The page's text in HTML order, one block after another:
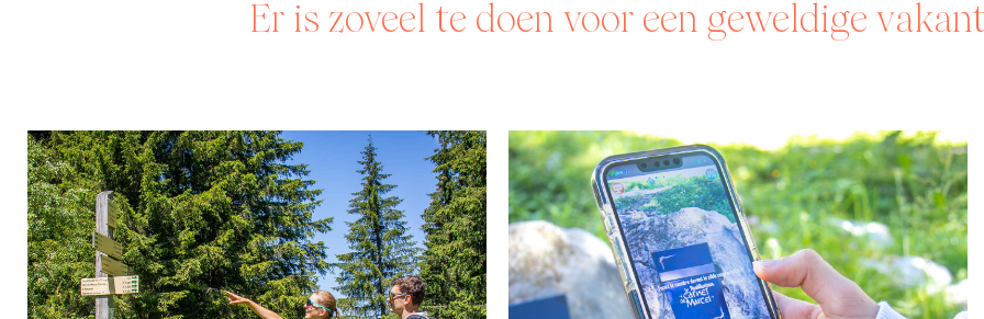
Er is zoveel te doen voor een geweldige